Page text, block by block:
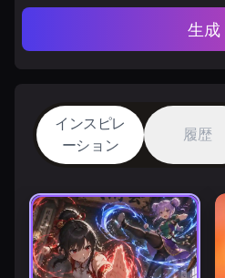
生成
インスピレ
ーション
履歴